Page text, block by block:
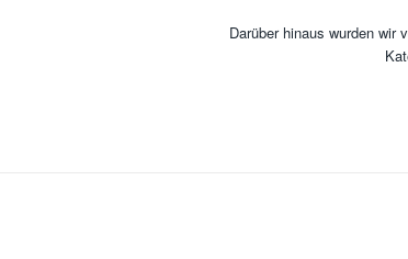
Darüber hinaus wurden wir